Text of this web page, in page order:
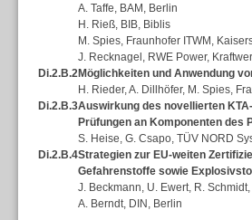
A. Taffe, BAM, Berlin
H. Rieß, BIB, Biblis
M. Spies, Fraunhofer ITWM,
J. Recknagel, RWE Power,
Di.2.B.2Möglichkeiten und Anwendung
H. Rieder, A. Dillhöfer, M. Spies,
Di.2.B.3Auswirkung des novellierten
Prüfungen an Komponenten des
S. Heise, G. Csapo, TÜV NORD
Di.2.B.4Strategien zur EU-weiten
Gefahrenstoffe sowie
J. Beckmann, U. Ewert, R.
A. Berndt, DIN, Berlin